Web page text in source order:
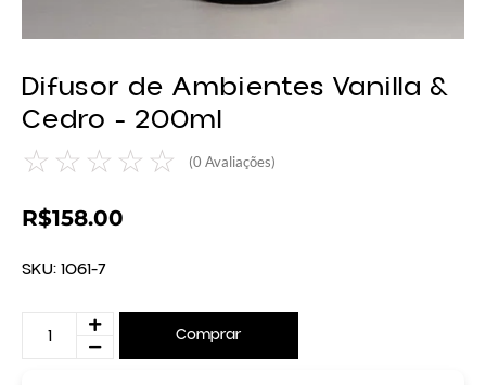
Difusor de Ambientes Vanilla &
Cedro - 200ml
☆ ☆ ☆ ☆ ☆ (0 Avaliações)
R$158.00
SKU:1061-7
Comprar